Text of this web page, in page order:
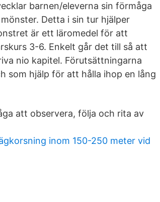
barnen/eleverna sin förmåga
Detta i sin tur hjälper
är ett läromedel för att
3-6. Enkelt går det till så att
nio kapitel. Förutsättningarna
som hjälp för att hålla ihop en lång
att observera, följa och rita av
inom 150-250 meter vid